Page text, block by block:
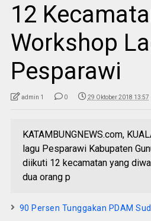
12
Workshop
Pesparawi
admin 1 0 29 Oktober 2018 13:57
KATAMBUNGNEWS.com,
lagu Pesparawi Kabupaten
diikuti 12 kecamatan yang
dua orang p
90 Persen Tunggakan PDAM